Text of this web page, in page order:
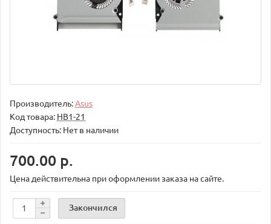
Производитель:Asus
Код товара: НВ1-21
Доступность: Нет в наличии
700.00 р.
Цена действительна при оформлении заказа на сайте.
Закончился